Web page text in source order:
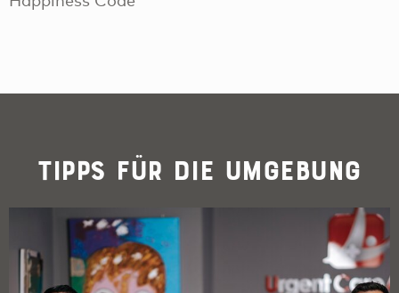
Tipps für die Umgebung